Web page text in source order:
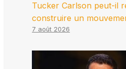
Tucker Carlson peut-il
construire un
7 août 2026